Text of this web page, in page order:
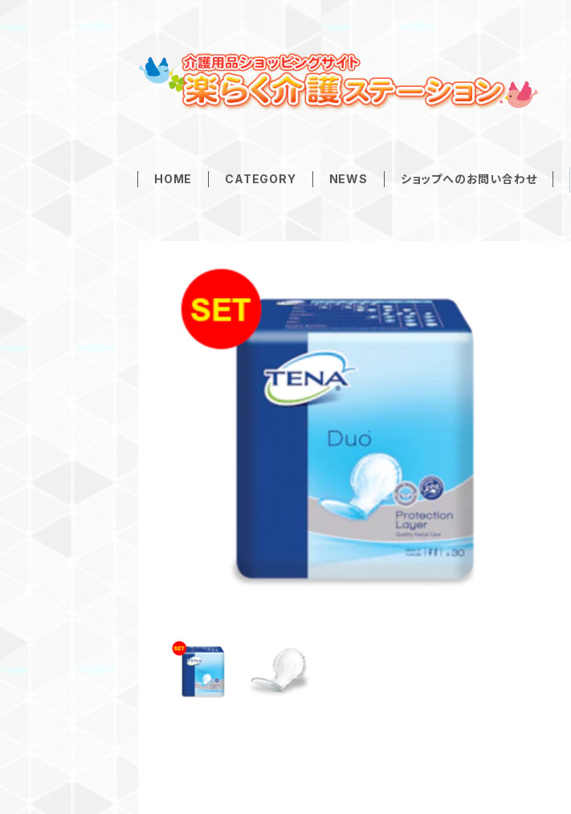
HOME CATEGORY NEWS ショップへのお問い合わせ